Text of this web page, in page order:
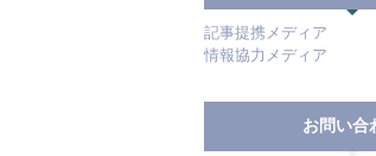
記事提携メディア
情報協力メディア
お問い合